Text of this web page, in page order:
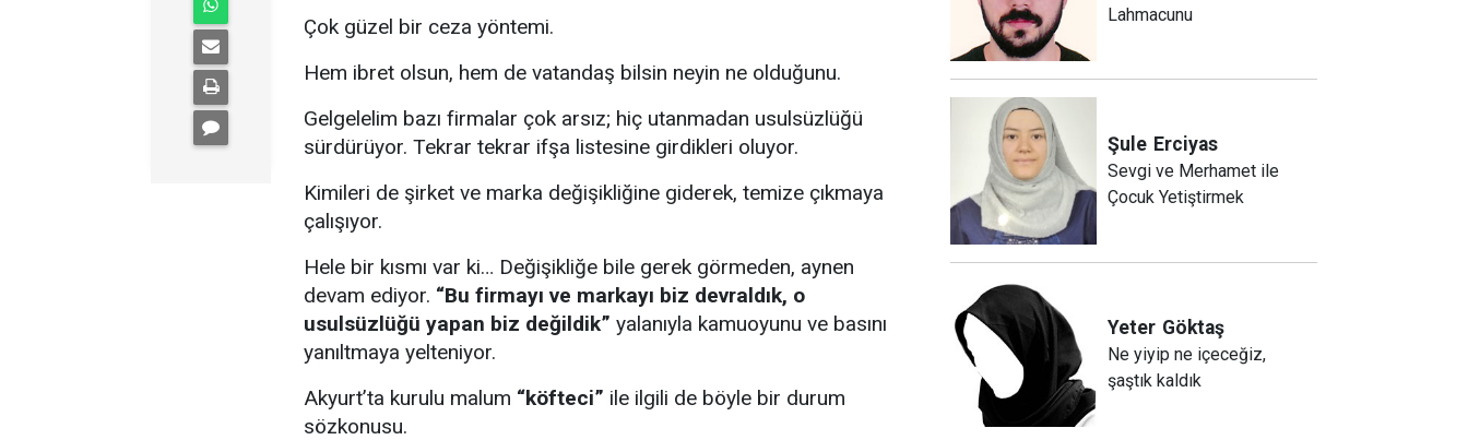
Çok güzel bir ceza yöntemi.
Hem ibret olsun, hem de vatandaş bilsin neyin ne olduğunu.
Gelgelelim bazı firmalar çok arsız; hiç utanmadan usulsüzlüğü
sürdürüyor. Tekrar tekrar ifşa listesine girdikleri oluyor.
Kimileri de şirket ve marka değişikliğine giderek, temize çıkmaya
çalışıyor.
Hele bir kısmı var ki… Değişikliğe bile gerek görmeden, aynen
devam ediyor. “Bu firmayı ve markayı biz devraldık, o
usulsüzlüğü yapan biz değildik” yalanıyla kamuoyunu ve basını
yanıltmaya yelteniyor.
Akyurt’ta kurulu malum “köfteci” ile ilgili de böyle bir durum
sözkonusu.
Lahmacunu
Şule Erciyas
Sevgi ve Merhamet ile
Çocuk Yetiştirmek
Yeter Göktaş
Ne yiyip ne içeceğiz,
şaştık kaldık